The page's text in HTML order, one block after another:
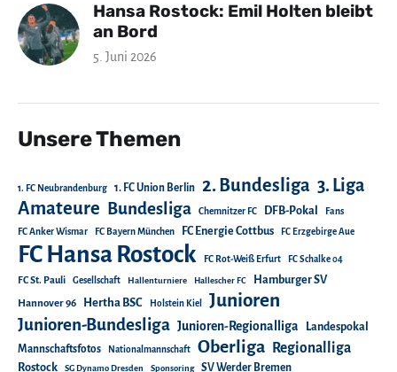
Hansa Rostock: Emil Holten bleibt
an Bord
5. Juni 2026
Unsere Themen
1. FC Neubrandenburg 1. FC Union Berlin 2. Bundesliga 3. Liga
Amateure Bundesliga Chemnitzer FC DFB-Pokal Fans
FC Anker Wismar FC Bayern München FC Energie Cottbus FC Erzgebirge Aue
FC Hansa Rostock FC Rot-Weiß Erfurt FC Schalke 04
FC St. Pauli Gesellschaft Hallenturniere Hallescher FC Hamburger SV
Hannover 96 Hertha BSC Holstein Kiel Junioren
Junioren-Bundesliga Junioren-Regionalliga
Landespokal
Mannschaftsfotos
Nationalmannschaft Oberliga Regionalliga
Rostock SG Dynamo Dresden Sponsoring SV Werder Bremen